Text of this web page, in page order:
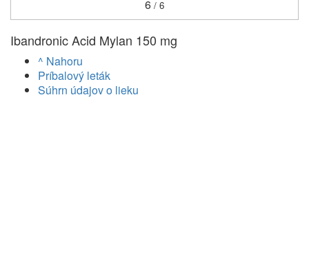
6 / 6
Ibandronic Acid Mylan 150 mg
^ Nahoru
Príbalový leták
Súhrn údajov o lieku